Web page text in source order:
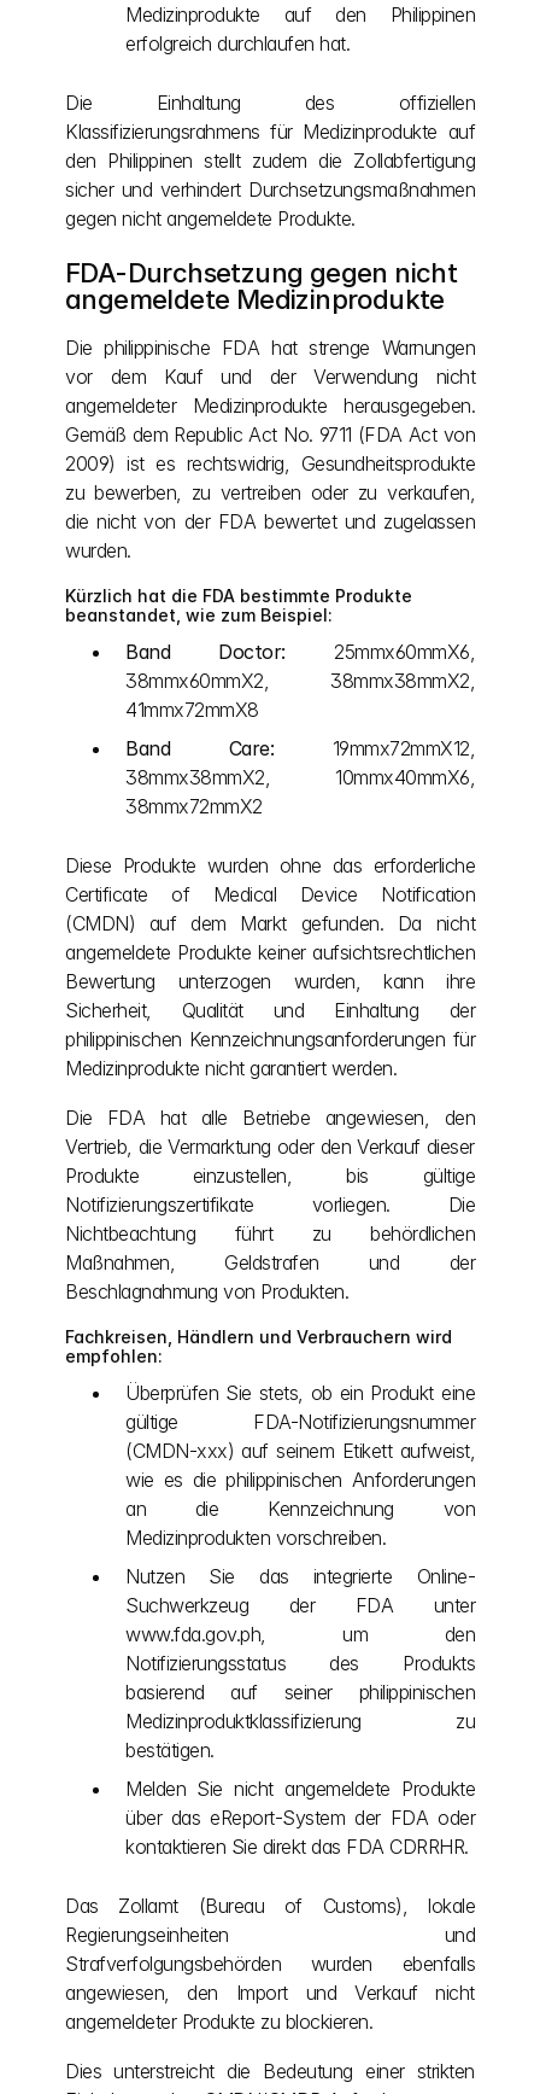
Medizinprodukte auf den Philippinen
erfolgreich durchlaufen hat.
Die Einhaltung des offiziellen
Klassifizierungsrahmens für Medizinprodukte auf
den Philippinen stellt zudem die Zollabfertigung
sicher und verhindert Durchsetzungsmaßnahmen
gegen nicht angemeldete Produkte.
FDA-Durchsetzung gegen nicht
angemeldete Medizinprodukte
Die philippinische FDA hat strenge Warnungen
vor dem Kauf und der Verwendung nicht
angemeldeter Medizinprodukte herausgegeben.
Gemäß dem Republic Act No. 9711 (FDA Act von
2009) ist es rechtswidrig, Gesundheitsprodukte
zu bewerben, zu vertreiben oder zu verkaufen,
die nicht von der FDA bewertet und zugelassen
wurden.
Kürzlich hat die FDA bestimmte Produkte
beanstandet, wie zum Beispiel:
Band Doctor: 25mmx60mmX6,
38mmx60mmX2, 38mmx38mmX2,
41mmx72mmX8
Band Care: 19mmx72mmX12,
38mmx38mmX2, 10mmx40mmX6,
38mmx72mmX2
Diese Produkte wurden ohne das erforderliche
Certificate of Medical Device Notification
(CMDN) auf dem Markt gefunden. Da nicht
angemeldete Produkte keiner aufsichtsrechtlichen
Bewertung unterzogen wurden, kann ihre
Sicherheit, Qualität und Einhaltung der
philippinischen Kennzeichnungsanforderungen für
Medizinprodukte nicht garantiert werden.
Die FDA hat alle Betriebe angewiesen, den
Vertrieb, die Vermarktung oder den Verkauf dieser
Produkte einzustellen, bis gültige
Notifizierungszertifikate vorliegen. Die
Nichtbeachtung führt zu behördlichen
Maßnahmen, Geldstrafen und der
Beschlagnahmung von Produkten.
Fachkreisen, Händlern und Verbrauchern wird
empfohlen:
Überprüfen Sie stets, ob ein Produkt eine
gültige FDA-Notifizierungsnummer
(CMDN-xxx) auf seinem Etikett aufweist,
wie es die philippinischen Anforderungen
an die Kennzeichnung von
Medizinprodukten vorschreiben.
Nutzen Sie das integrierte Online-
Suchwerkzeug der FDA unter
www.fda.gov.ph, um den
Notifizierungsstatus des Produkts
basierend auf seiner philippinischen
Medizinproduktklassifizierung zu
bestätigen.
Melden Sie nicht angemeldete Produkte
über das eReport-System der FDA oder
kontaktieren Sie direkt das FDA CDRRHR.
Das Zollamt (Bureau of Customs), lokale
Regierungseinheiten und
Strafverfolgungsbehörden wurden ebenfalls
angewiesen, den Import und Verkauf nicht
angemeldeter Produkte zu blockieren.
Dies unterstreicht die Bedeutung einer strikten